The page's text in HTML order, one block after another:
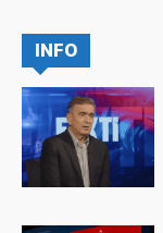
INFO